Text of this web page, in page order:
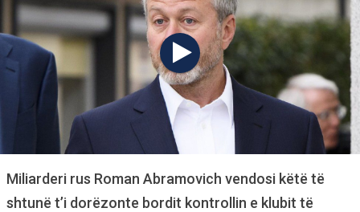
Miliarderi rus Roman Abramovich vendosi këtë të
shtunë t’i dorëzonte bordit kontrollin e klubit të